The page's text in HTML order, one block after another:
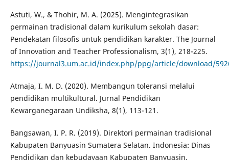
Astuti, W., & Thohir, M. A. (2025). Mengintegrasikan
permainan tradisional dalam kurikulum sekolah dasar:
Pendekatan filosofis untuk pendidikan karakter. The Journal
of Innovation and Teacher Professionalism, 3(1), 218-225.
https://journal3.um.ac.id/index.php/ppg/article/download/
Atmaja, I. M. D. (2020). Membangun toleransi melalui
pendidikan multikultural. Jurnal Pendidikan
Kewarganegaraan Undiksha, 8(1), 113-121.
Bangsawan, I. P. R. (2019). Direktori permainan tradisional
Kabupaten Banyuasin Sumatera Selatan. Indonesia: Dinas
Pendidikan dan kebudayaan Kabupaten Banyuasin.